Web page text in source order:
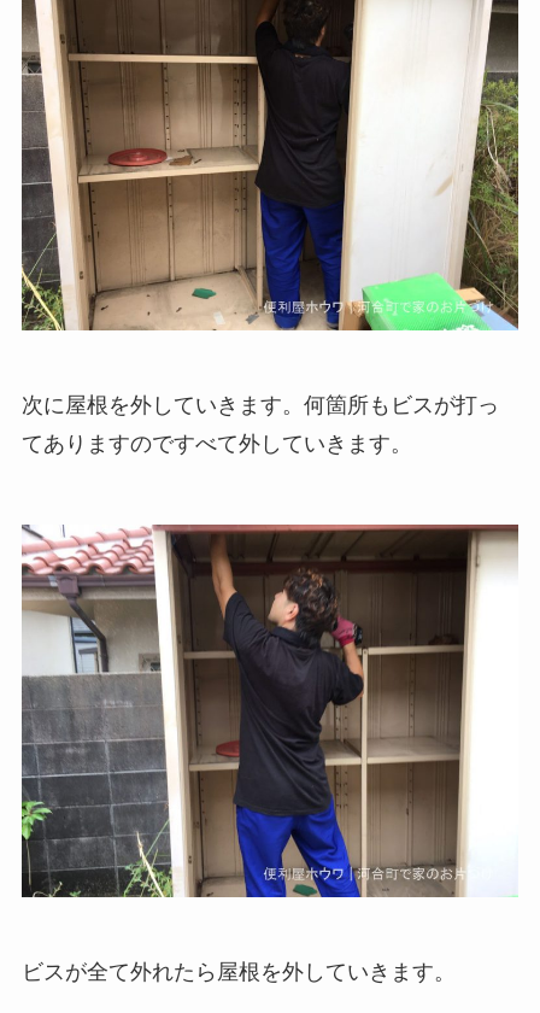
次に屋根を外していきます。何箇所もビスが打っ
てありますのですべて外していきます。
ビスが全て外れたら屋根を外していきます。